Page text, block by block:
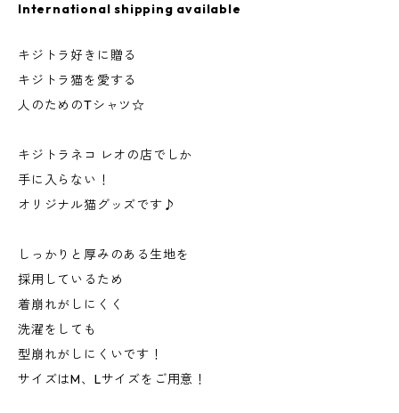
International shipping available
キジトラ好きに贈る
キジトラ猫を愛する
人のためのTシャツ☆
キジトラネコ レオの店でしか
手に入らない！
オリジナル猫グッズです♪
しっかりと厚みのある生地を
採用しているため
着崩れがしにくく
洗濯をしても
型崩れがしにくいです！
サイズはM、Lサイズをご用意！